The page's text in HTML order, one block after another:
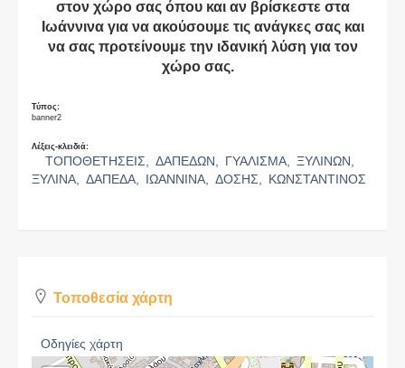
στον χώρο σας όπου και αν βρίσκεστε στα
Ιωάννινα για να ακούσουμε τις ανάγκες σας και
να σας προτείνουμε την ιδανική λύση για τον
χώρο σας.
Τύπος:
banner2
Λέξεις-κλειδιά:
ΤΟΠΟΘΕΤΗΣΕΙΣ, ΔΑΠΕΔΩΝ, ΓΥΑΛΙΣΜΑ,
ΞΥΛΙΝΩΝ,
ΞΥΛΙΝΑ,
ΔΑΠΕΔΑ, ΙΩΑΝΝΙΝΑ, ΔΟΣΗΣ, ΚΩΝΣΤΑΝΤΙΝΟΣ
Τοποθεσία χάρτη
Οδηγίες χάρτη